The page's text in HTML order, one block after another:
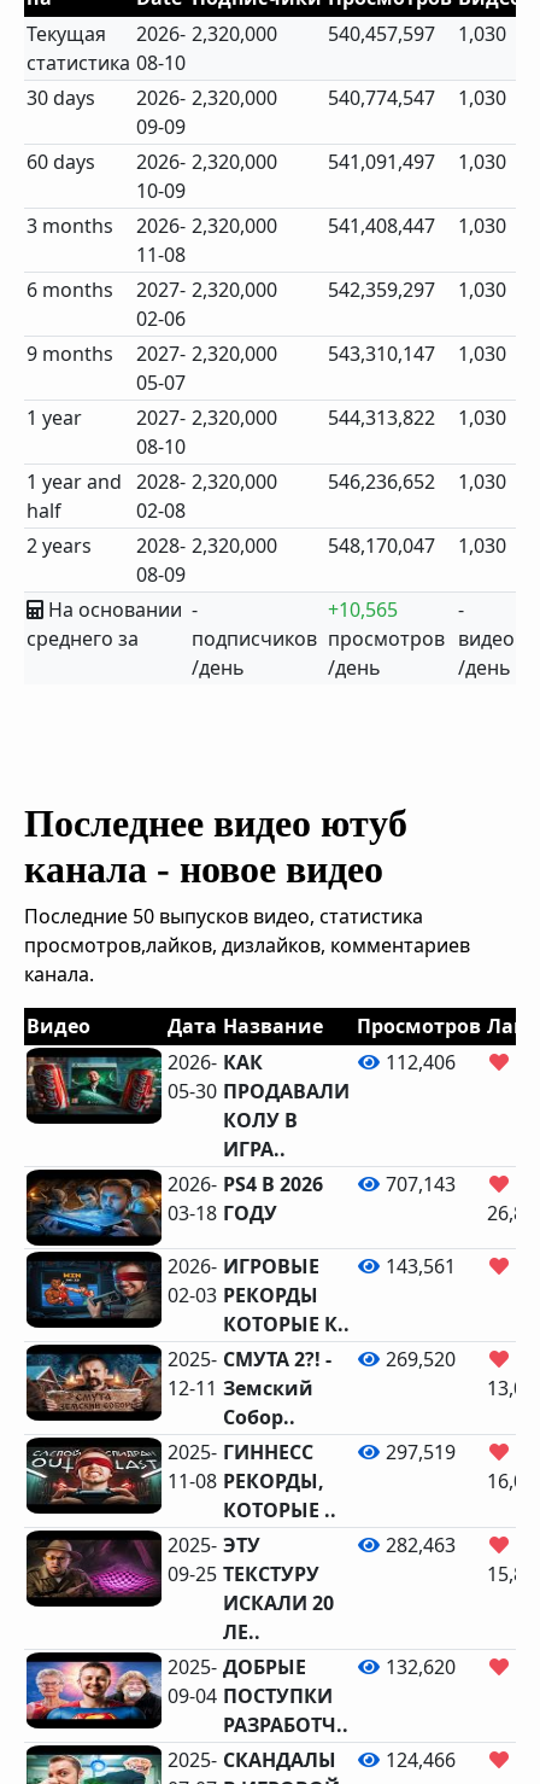
Текущая
статистика
2026-
08-10
2,320,000 540,457,597 1,030
30 days
2026-
09-09
2,320,000 540,774,547 1,030
60 days
2026-
10-09
2,320,000 541,091,497 1,030
3 months
2026-
11-08
2,320,000 541,408,447 1,030
6 months
2027-
02-06
2,320,000 542,359,297 1,030
9 months
2027-
05-07
2,320,000 543,310,147 1,030
1 year
2027-
08-10
2,320,000 544,313,822 1,030
1 year and
half
2028-
02-08
2,320,000 546,236,652 1,030
2 years
2028-
08-09
2,320,000 548,170,047 1,030
На основании
среднего за
-
подписчиков
/день
+10,565
просмотров
/день
-
видео
/день
Последнее видео ютуб
канала - новое видео
Последние 50 выпусков видео, статистика
просмотров,лайков, дизлайков, комментариев
канала.
Видео
Дата Название Просмотров
2026-
05-30
КАК
ПРОДАВАЛИ
КОЛУ В
ИГРА..
112,406
2026-
03-18
PS4 В 2026
ГОДУ
707,143
2026-
02-03
ИГРОВЫЕ
РЕКОРДЫ
КОТОРЫЕ К..
143,561
2025-
12-11
СМУТА 2?! -
Земский
Собор..
269,520
2025-
11-08
ГИННЕСС
РЕКОРДЫ,
КОТОРЫЕ ..
297,519
2025-
09-25
ЭТУ
ТЕКСТУРУ
ИСКАЛИ 20
ЛЕ..
282,463
2025-
09-04
ДОБРЫЕ
ПОСТУПКИ
РАЗРАБОТЧ..
132,620
2025- СКАНДАЛЫ
124,466